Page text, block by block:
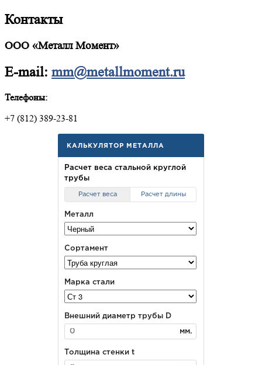
Контакты
ООО «Металл Момент»
E-mail: mm@metallmoment.ru
Телефоны:
+7 (812) 389-23-81